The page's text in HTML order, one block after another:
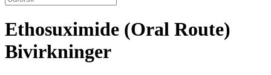
Ethosuximide (Oral Route)
Bivirkninger